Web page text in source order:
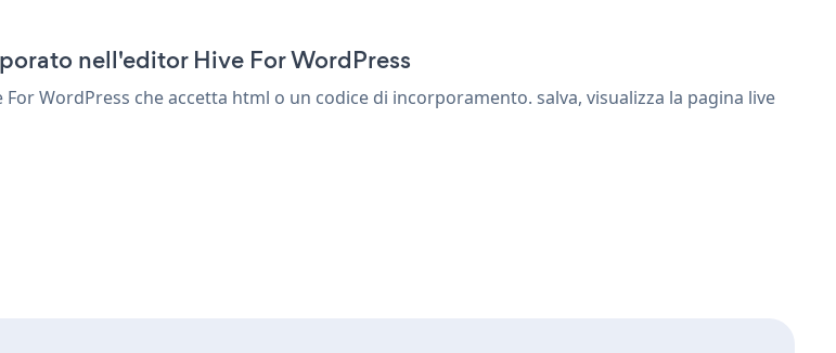
nell'editor Hive For WordPress
WordPress che accetta html o un codice di incorporamento. salva, visualizza la pagina live